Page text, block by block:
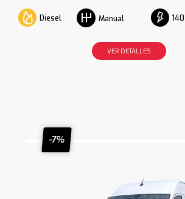
Diesel Manual
VER DETALLES
-7%